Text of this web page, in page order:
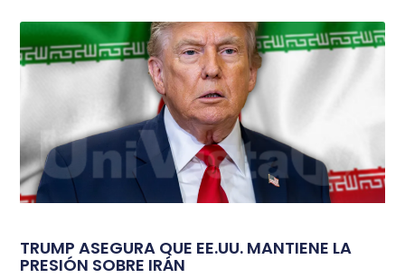
TRUMP ASEGURA QUE EE.UU. MANTIENE LA
PRESIÓN SOBRE IRÁN